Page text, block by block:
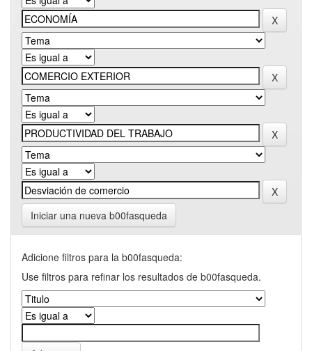
Iniciar una nueva b00fasqueda
Adicione filtros para la b00fasqueda:
Use filtros para refinar los resultados de b00fasqueda.